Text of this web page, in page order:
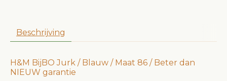
Beschrijving
H&M BijBO Jurk / Blauw / Maat 86 / Beter dan
NIEUW garantie